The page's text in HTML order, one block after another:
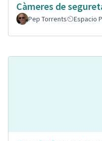
Càmeres de
Pep Torrents
Espacio